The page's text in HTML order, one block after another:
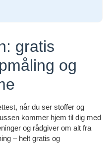
gratis
og
når du ser stoffer og
kommer hjem til dig med
og rådgiver om alt fra
– helt gratis og